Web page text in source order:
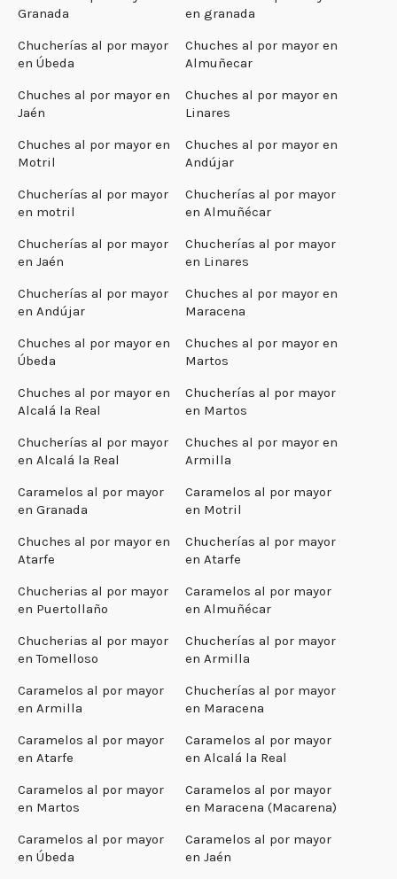
Granada
en granada
Chucherías al por mayor
en Úbeda
Chuches al por mayor en
Almuñecar
Chuches al por mayor en
Jaén
Chuches al por mayor en
Linares
Chuches al por mayor en
Motril
Chuches al por mayor en
Andújar
Chucherías al por mayor
en motril
Chucherías al por mayor
en Almuñécar
Chucherías al por mayor
en Jaén
Chucherías al por mayor
en Linares
Chucherías al por mayor
en Andújar
Chuches al por mayor en
Maracena
Chuches al por mayor en
Úbeda
Chuches al por mayor en
Martos
Chuches al por mayor en
Alcalá la Real
Chucherías al por mayor
en Martos
Chucherías al por mayor
en Alcalá la Real
Chuches al por mayor en
Armilla
Caramelos al por mayor
en Granada
Caramelos al por mayor
en Motril
Chuches al por mayor en
Atarfe
Chucherías al por mayor
en Atarfe
Chucherias al por mayor
en Puertollaño
Caramelos al por mayor
en Almuñécar
Chucherias al por mayor
en Tomelloso
Chucherías al por mayor
en Armilla
Caramelos al por mayor
en Armilla
Chucherías al por mayor
en Maracena
Caramelos al por mayor
en Atarfe
Caramelos al por mayor
en Alcalá la Real
Caramelos al por mayor
en Martos
Caramelos al por mayor
en Maracena (Macarena)
Caramelos al por mayor
en Úbeda
Caramelos al por mayor
en Jaén